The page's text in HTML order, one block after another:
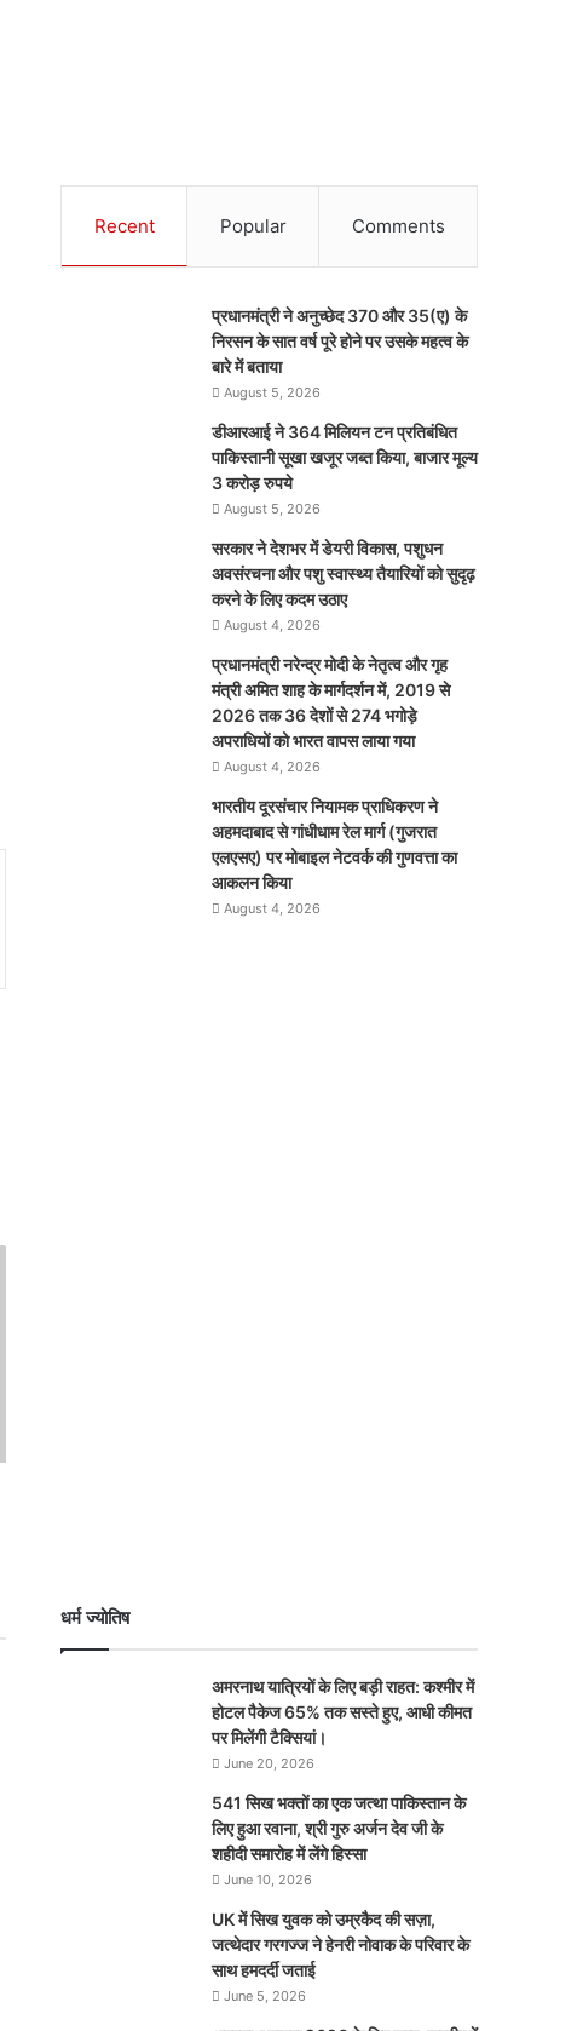
Recent Popular Comments
प्रधानमंत्री ने अनुच्छेद 370 और 35(ए) के
निरसन के सात वर्ष पूरे होने पर उसके महत्व के
बारे में बताया
August 5, 2026
डीआरआई ने 364 मिलियन टन प्रतिबंधित
पाकिस्तानी सूखा खजूर जब्त किया, बाजार मूल्य
3 करोड़ रुपये
August 5, 2026
सरकार ने देशभर में डेयरी विकास, पशुधन
अवसंरचना और पशु स्वास्थ्य तैयारियों को सुदृढ़
करने के लिए कदम उठाए
August 4, 2026
प्रधानमंत्री नरेन्द्र मोदी के नेतृत्व और गृह
मंत्री अमित शाह के मार्गदर्शन में, 2019 से
2026 तक 36 देशों से 274 भगोड़े
अपराधियों को भारत वापस लाया गया
August 4, 2026
भारतीय दूरसंचार नियामक प्राधिकरण ने
अहमदाबाद से गांधीधाम रेल मार्ग (गुजरात
एलएसए) पर मोबाइल नेटवर्क की गुणवत्ता का
आकलन किया
August 4, 2026
धर्म ज्योतिष
अमरनाथ यात्रियों के लिए बड़ी राहत: कश्मीर में
होटल पैकेज 65% तक सस्ते हुए, आधी कीमत
पर मिलेंगी टैक्सियां।
June 20, 2026
541 सिख भक्तों का एक जत्था पाकिस्तान के
लिए हुआ रवाना, श्री गुरु अर्जन देव जी के
शहीदी समारोह में लेंगे हिस्सा
June 10, 2026
UK में सिख युवक को उम्रकैद की सज़ा,
जत्थेदार गरगज्ज ने हेनरी नोवाक के परिवार के
साथ हमदर्दी जताई
June 5, 2026